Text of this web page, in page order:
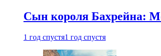
Сын короля Бахрейна:
1 год спустя1 год спустя